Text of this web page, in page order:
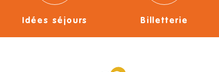
Idées séjours Billetterie